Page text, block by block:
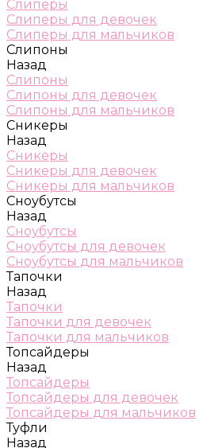
Слиперы
Слиперы для девочек
Слиперы для мальчиков
Слипоны
Назад
Слипоны
Слипоны для девочек
Слипоны для мальчиков
Сникеры
Назад
Сникеры
Сникеры для девочек
Сникеры для мальчиков
Сноубутсы
Назад
Сноубутсы
Сноубутсы для девочек
Сноубутсы для мальчиков
Тапочки
Назад
Тапочки
Тапочки для девочек
Тапочки для мальчиков
Топсайдеры
Назад
Топсайдеры
Топсайдеры для девочек
Топсайдеры для мальчиков
Туфли
Назад